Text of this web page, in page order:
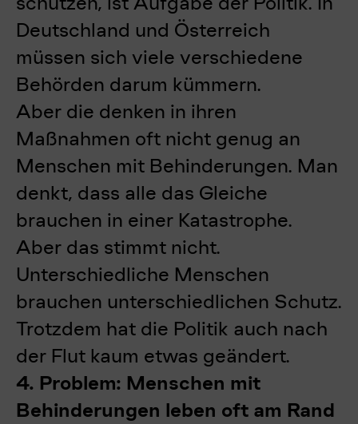
Deutschland und Österreich
müssen sich viele verschiedene
Behörden darum kümmern.
Aber die denken in ihren
Maßnahmen oft nicht genug an
Menschen mit Behinderungen. Man
denkt, dass alle das Gleiche
brauchen in einer Katastrophe.
Aber das stimmt nicht.
Unterschiedliche Menschen
brauchen unterschiedlichen Schutz.
Trotzdem hat die Politik auch nach
der Flut kaum etwas geändert.
4. Problem: Menschen mit
Behinderungen leben oft am Rand